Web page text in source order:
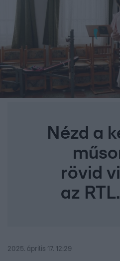
Nézd a
rövid
az
2025. április 17. 12:29